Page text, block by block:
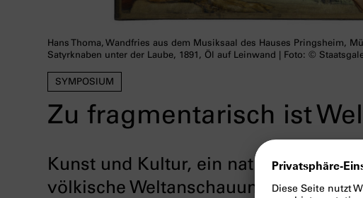
SYMPOSIUM
Zu fragmentarisch ist
Kunst und Kultur, ein
völkische Weltanschauung in
Hans Thoma, Wandfries aus dem Musiksaal des Hauses Pringsheim,
Satyrknaben unter der Laube, 1891, Öl auf Leinwand | Foto: ©